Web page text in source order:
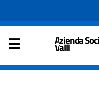
Azienda
Valli